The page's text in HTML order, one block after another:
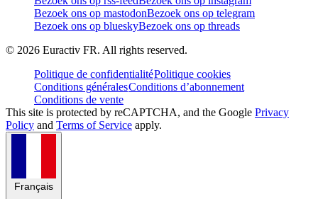
Bezoek ons op mastodonBezoek ons op telegram
Bezoek ons op blueskyBezoek ons op threads
© 2026 Euractiv FR. All rights reserved.
Politique de confidentialitéPolitique cookies
Conditions généralesConditions d’abonnement
Conditions de vente
This site is protected by reCAPTCHA, and the Google Privacy
Policy and Terms of Service apply.
Français